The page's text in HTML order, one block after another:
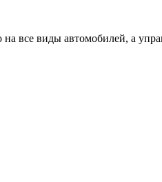
все виды автомобилей, а